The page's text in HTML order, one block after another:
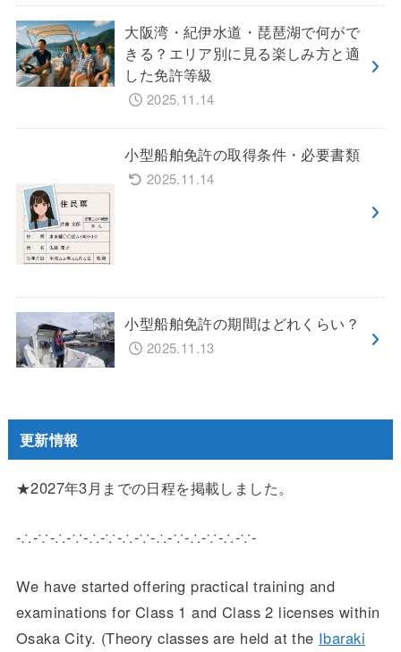
大阪湾・紀伊水道・琵琶湖で何がで
きる？エリア別に見る楽しみ方と適
した免許等級
2025.11.14
小型船舶免許の取得条件・必要書類
2025.11.14
小型船舶免許の期間はどれくらい？
2025.11.13
更新情報
★2027年3月までの日程を掲載しました。
-∴-∵-∴-∵-∴-∵-∴-∵-∴-∵-∴-∵-∴-∵-
We have started offering practical training and
examinations for Class 1 and Class 2 licenses within
Osaka City. (Theory classes are held at the Ibaraki